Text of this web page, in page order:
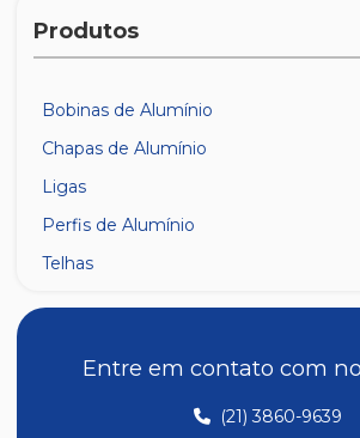
Produtos
Bobinas de Alumínio
Chapas de Alumínio
Ligas
Perfis de Alumínio
Telhas
Entre em contato com
(21) 3860-9639